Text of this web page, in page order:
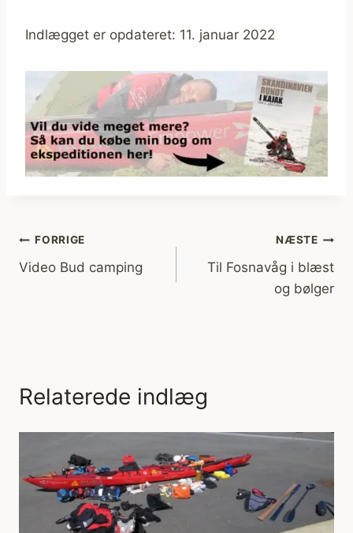
Indlægget er opdateret: 11. januar 2022
Indlægsnavigation
FORRIGE
Video Bud camping
NÆSTE
Til Fosnavåg i blæst
og bølger
Relaterede indlæg